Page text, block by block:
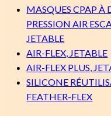
MASQUES CPAP À
PRESSION AIR
JETABLE
AIR-FLEX, JETABLE
AIR-FLEX PLUS,
SILICONE
FEATHER-FLEX
204.633.2664
International